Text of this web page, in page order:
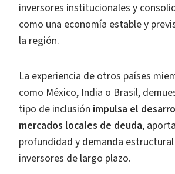
inversores institucionales y
como una economía estable y
la región.
La experiencia de otros países
como México, India o Brasil,
tipo de inclusión impulsa el
mercados locales de deuda,
profundidad y demanda
inversores de largo plazo.